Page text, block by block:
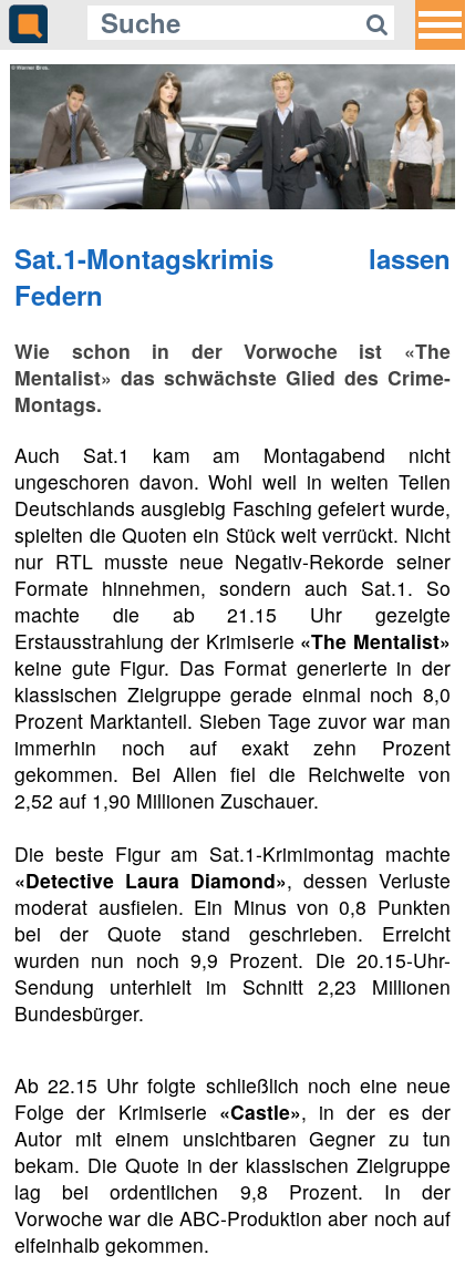
Sat.1-Montagskrimis lassen
Federn
Wie schon in der Vorwoche ist «The
Mentalist» das schwächste Glied des Crime-
Montags.
Auch Sat.1 kam am Montagabend nicht
ungeschoren davon. Wohl weil in weiten Teilen
Deutschlands ausgiebig Fasching gefeiert wurde,
spielten die Quoten ein Stück weit verrückt. Nicht
nur RTL musste neue Negativ-Rekorde seiner
Formate hinnehmen, sondern auch Sat.1. So
machte die ab 21.15 Uhr gezeigte
Erstausstrahlung der Krimiserie «The Mentalist»
keine gute Figur. Das Format generierte in der
klassischen Zielgruppe gerade einmal noch 8,0
Prozent Marktanteil. Sieben Tage zuvor war man
immerhin noch auf exakt zehn Prozent
gekommen. Bei Allen fiel die Reichweite von
2,52 auf 1,90 Millionen Zuschauer.
Die beste Figur am Sat.1-Krimimontag machte
«Detective Laura Diamond», dessen Verluste
moderat ausfielen. Ein Minus von 0,8 Punkten
bei der Quote stand geschrieben. Erreicht
wurden nun noch 9,9 Prozent. Die 20.15-Uhr-
Sendung unterhielt im Schnitt 2,23 Millionen
Bundesbürger.
Ab 22.15 Uhr folgte schließlich noch eine neue
Folge der Krimiserie «Castle», in der es der
Autor mit einem unsichtbaren Gegner zu tun
bekam. Die Quote in der klassischen Zielgruppe
lag bei ordentlichen 9,8 Prozent. In der
Vorwoche war die ABC-Produktion aber noch auf
elfeinhalb gekommen.